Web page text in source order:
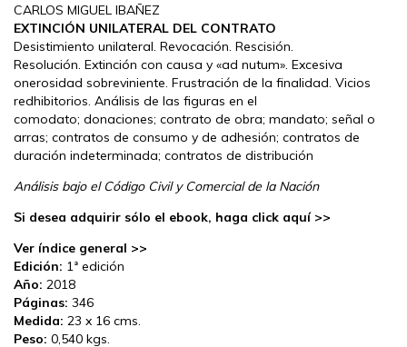
CARLOS MIGUEL IBAÑEZ
EXTINCIÓN UNILATERAL DEL CONTRATO
Desistimiento unilateral. Revocación. Rescisión.
Resolución. Extinción con causa y «ad nutum». Excesiva
onerosidad sobreviniente. Frustración de la finalidad. Vicios
redhibitorios. Análisis de las figuras en el
comodato; donaciones; contrato de obra; mandato; señal o
arras; contratos de consumo y de adhesión; contratos de
duración indeterminada; contratos de distribución
Análisis bajo el Código Civil y Comercial de la Nación
Si desea adquirir sólo el ebook, haga click aquí >>
Ver índice general >>
Edición: 1ª edición
Año: 2018
Páginas: 346
Medida: 23 x 16 cms.
Peso: 0,540 kgs.